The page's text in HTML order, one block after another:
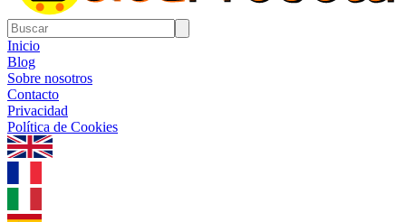
Inicio
Blog
Sobre nosotros
Contacto
Privacidad
Política de Cookies